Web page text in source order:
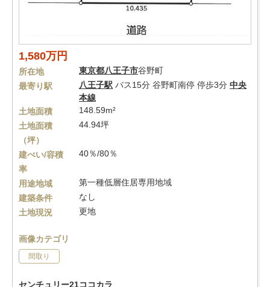
1,580万円
所在地 東京都八王子市谷野町
最寄り駅
八王子駅 バス15分 谷野町南停 停歩3分 中央
本線
土地面積
148.59m²
土地面積
（坪）
44.94坪
建ぺい/容積
率
40％/80％
用途地域
第一種低層住居専用地域
建築条件
なし
土地現況
更地
画像カテゴリ
間取り
センチュリー21ココカラ